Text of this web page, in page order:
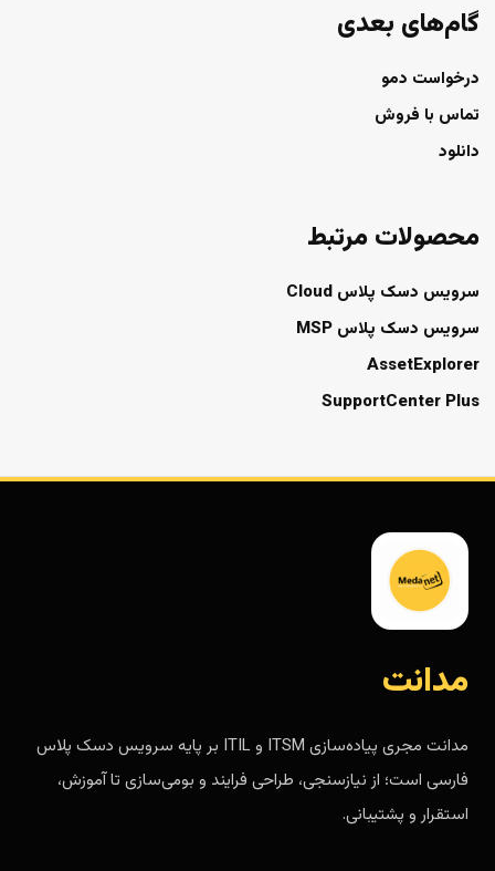
گام‌های بعدی
درخواست دمو
تماس با فروش
دانلود
محصولات مرتبط
سرویس دسک پلاس Cloud
سرویس دسک پلاس MSP
AssetExplorer
SupportCenter Plus
مدانت
مدانت مجری پیاده‌سازی ITSM و ITIL بر پایه سرویس دسک پلاس
فارسی است؛ از نیازسنجی، طراحی فرایند و بومی‌سازی تا آموزش،
استقرار و پشتیبانی.